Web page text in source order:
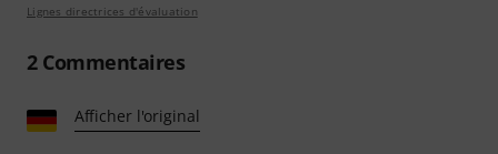
Lignes directrices d'évaluation
2Commentaires
Afficher l'original